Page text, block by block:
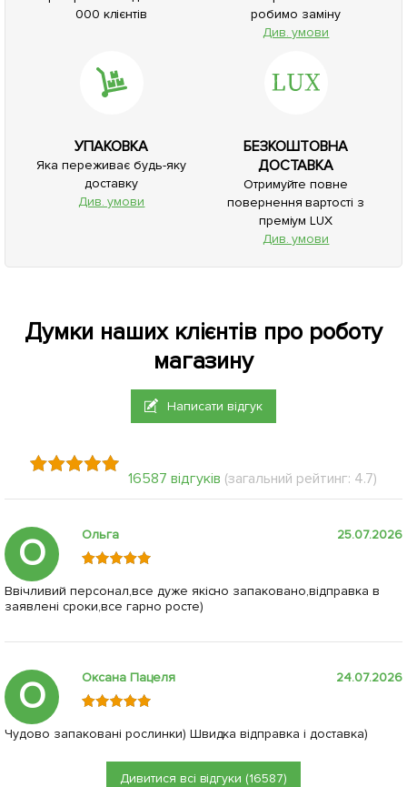
000 клієнтів
робимо заміну
Див. умови
УПАКОВКА
Яка переживає будь-яку
доставку
Див. умови
БЕЗКОШТОВНА
ДОСТАВКА
Отримуйте повне
повернення вартості з
преміум LUX
Див. умови
Думки наших клієнтів про роботу
магазину
Написати відгук
16587 відгуків (загальний рейтинг: 4.7)
О Ольга 25.07.2026
Ввічливий персонал,все дуже якісно запаковано,відправка в
заявлені сроки,все гарно росте)
О Оксана Пацеля 24.07.2026
Чудово запаковані рослинки) Швидка відправка і доставка)
Дивитися всі відгуки (16587)